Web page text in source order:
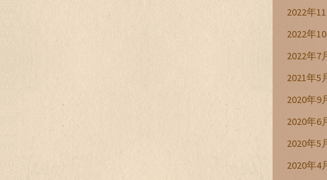
2022年
2022年
2022年7
2021年5
2020年9
2020年6
2020年5
2020年4